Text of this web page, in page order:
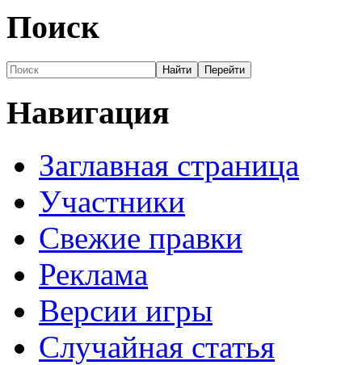
Поиск
Навигация
Заглавная страница
Участники
Свежие правки
Реклама
Версии игры
Случайная статья